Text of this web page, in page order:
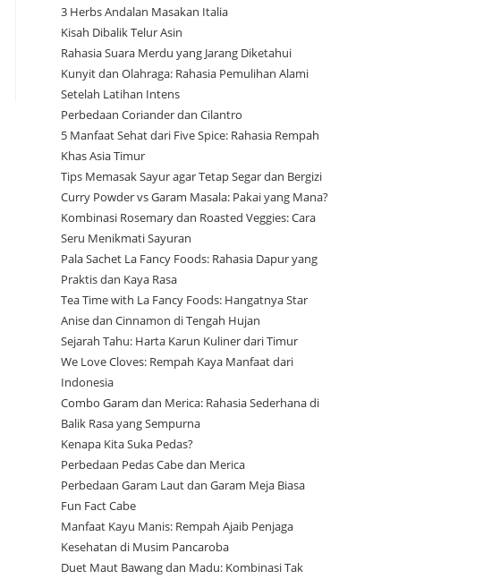
3 Herbs Andalan Masakan Italia
Kisah Dibalik Telur Asin
Rahasia Suara Merdu yang Jarang Diketahui
Kunyit dan Olahraga: Rahasia Pemulihan Alami
Setelah Latihan Intens
Perbedaan Coriander dan Cilantro
5 Manfaat Sehat dari Five Spice: Rahasia Rempah
Khas Asia Timur
Tips Memasak Sayur agar Tetap Segar dan Bergizi
Curry Powder vs Garam Masala: Pakai yang Mana?
Kombinasi Rosemary dan Roasted Veggies: Cara
Seru Menikmati Sayuran
Pala Sachet La Fancy Foods: Rahasia Dapur yang
Praktis dan Kaya Rasa
Tea Time with La Fancy Foods: Hangatnya Star
Anise dan Cinnamon di Tengah Hujan
Sejarah Tahu: Harta Karun Kuliner dari Timur
We Love Cloves: Rempah Kaya Manfaat dari
Indonesia
Combo Garam dan Merica: Rahasia Sederhana di
Balik Rasa yang Sempurna
Kenapa Kita Suka Pedas?
Perbedaan Pedas Cabe dan Merica
Perbedaan Garam Laut dan Garam Meja Biasa
Fun Fact Cabe
Manfaat Kayu Manis: Rempah Ajaib Penjaga
Kesehatan di Musim Pancaroba
Duet Maut Bawang dan Madu: Kombinasi Tak